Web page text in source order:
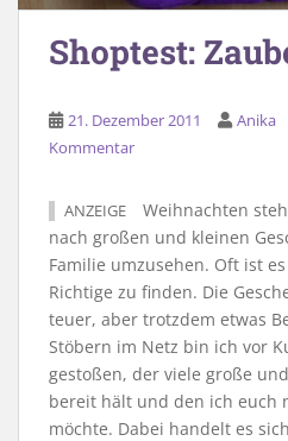
Shoptest:
21. Dezember 2011 Anika
Kommentar
ANZEIGE
Weihnachten
nach großen und kleinen
Familie umzusehen. Oft ist
Richtige zu finden. Die
teuer, aber trotzdem etwas
Stöbern im Netz bin ich vor
gestoßen, der viele große
bereit hält und den ich euch
möchte. Dabei handelt es